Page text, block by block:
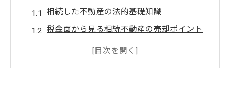
相続した不動産の法的基礎知識
税金面から見る相続不動産の売却ポイント
相続不動産売却における市場調査の重要性